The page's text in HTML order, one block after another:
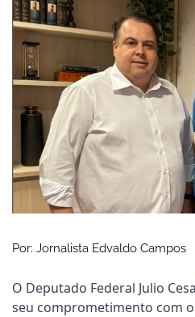
Por: Jornalista Edvaldo Campos
O Deputado Federal Julio
seu comprometimento com